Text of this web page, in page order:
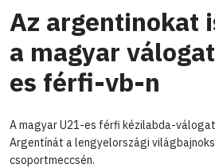
Az argentinokat
a magyar
es férfi-vb-n
A magyar U21-es férfi kézilabda-
Argentínát a lengyelországi
csoportmeccsén.